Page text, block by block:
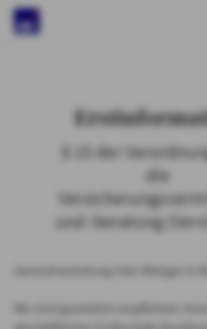
§ 15 der
die
und -beratung